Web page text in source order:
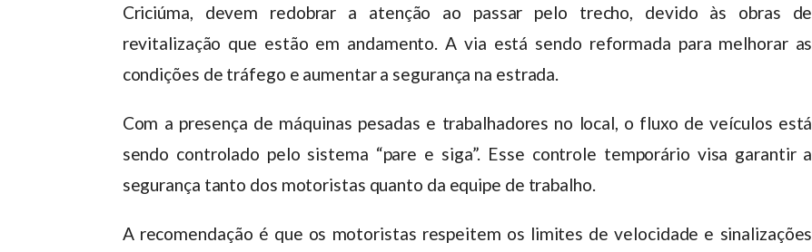
Criciúma, devem redobrar a atenção ao passar pelo trecho, devido às obras de
revitalização que estão em andamento. A via está sendo reformada para melhorar as
condições de tráfego e aumentar a segurança na estrada.
Com a presença de máquinas pesadas e trabalhadores no local, o fluxo de veículos está
sendo controlado pelo sistema “pare e siga”. Esse controle temporário visa garantir a
segurança tanto dos motoristas quanto da equipe de trabalho.
A recomendação é que os motoristas respeitem os limites de velocidade e sinalizações